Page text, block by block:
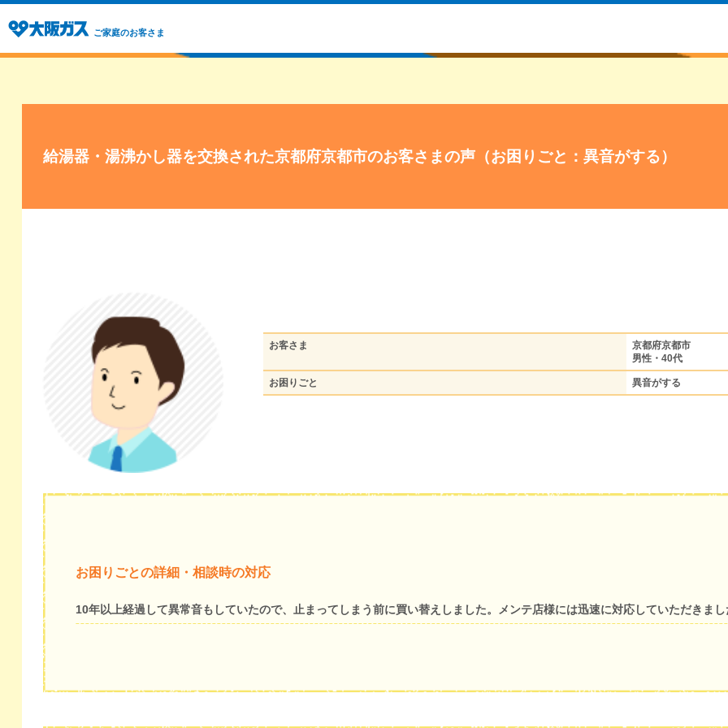
ご家庭のお客さま
給湯器・湯沸かし器を交換された京都府京都市のお客さまの声（お困りごと：異音がする）
お客さま
京都府京都市
男性・40代
お困りごと 異音がする
お困りごとの詳細・相談時の対応
10年以上経過して異常音もしていたので、止まってしまう前に買い替えしました。メンテ店様には迅速に対応していただきまし